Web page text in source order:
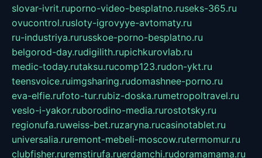
slovar-ivrit.ruporno-video-besplatno.ruseks-365.ru
ovucontrol.rusloty-igrovyye-avtomaty.ru
ru-industriya.rurusskoe-porno-besplatno.ru
belgorod-day.rudigilith.rupichkurovlab.ru
medic-today.rutaksu.rucomp123.rudon-ykt.ru
teensvoice.ruimgsharing.rudomashnee-porno.ru
eva-elfie.rufoto-tur.rubiz-doska.rumetropoltravel.ru
veslo-i-yakor.ruborodino-media.rurostotsky.ru
regionufa.ruweiss-bet.ruzaryna.rucasinotablet.ru
universalia.ruremont-mebeli-moscow.rutermomur.ru
clubfisher.ruremstirufa.ruerdamchi.rudoramamama.ru